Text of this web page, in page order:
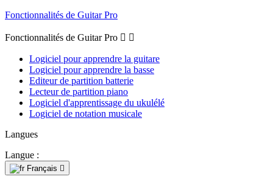
Fonctionnalités de Guitar Pro
Fonctionnalités de Guitar Pro  
Logiciel pour apprendre la guitare
Logiciel pour apprendre la basse
Editeur de partition batterie
Lecteur de partition piano
Logiciel d'apprentissage du ukulélé
Logiciel de notation musicale
Langues
Langue :
Français 